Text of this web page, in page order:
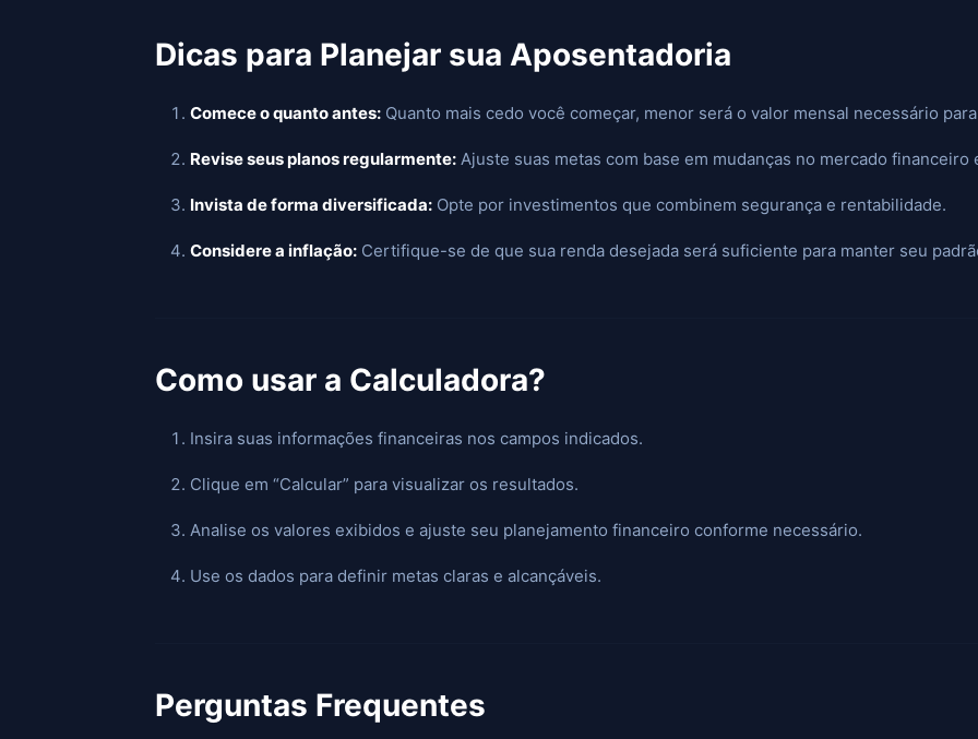
Dicas para Planejar sua Aposentadoria
Comece o quanto antes: Quanto mais cedo você começar, menor será o valor mensal necessário
Revise seus planos regularmente: Ajuste suas metas com base em mudanças no mercado financeiro
Invista de forma diversificada: Opte por investimentos que combinem segurança e rentabilidade.
Considere a inflação: Certifique-se de que sua renda desejada será suficiente para manter seu
Como usar a Calculadora?
Insira suas informações financeiras nos campos indicados.
Clique em “Calcular” para visualizar os resultados.
Analise os valores exibidos e ajuste seu planejamento financeiro conforme necessário.
Use os dados para definir metas claras e alcançáveis.
Perguntas Frequentes